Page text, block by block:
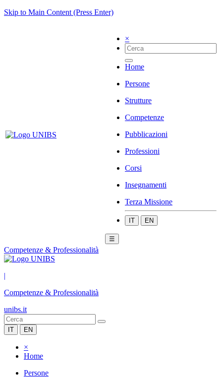
Skip to Main Content (Press Enter)
×
Home
Persone
Strutture
Competenze
Pubblicazioni
Professioni
Corsi
Insegnamenti
Terza Missione
IT EN
☰
Competenze & Professionalità
|
Competenze & Professionalità
unibs.it
IT EN
×
Home
Persone